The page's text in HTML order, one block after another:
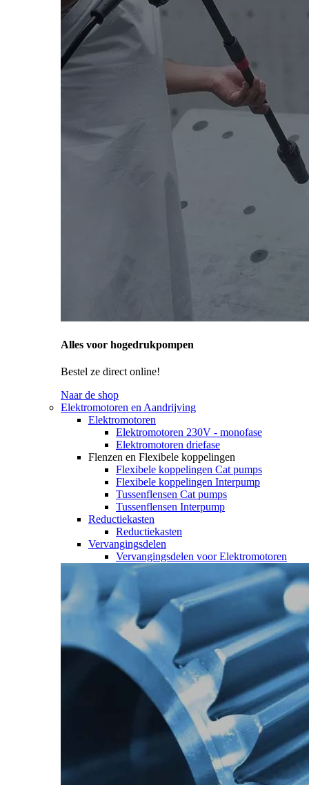
Alles voor hogedrukpompen
Bestel ze direct online!
Naar de shop
Elektromotoren en Aandrijving
Elektromotoren
Elektromotoren 230V - monofase
Elektromotoren driefase
Flenzen en Flexibele koppelingen
Flexibele koppelingen Cat pumps
Flexibele koppelingen Interpump
Tussenflensen Cat pumps
Tussenflensen Interpump
Reductiekasten
Reductiekasten
Vervangingsdelen
Vervangingsdelen voor Elektromotoren